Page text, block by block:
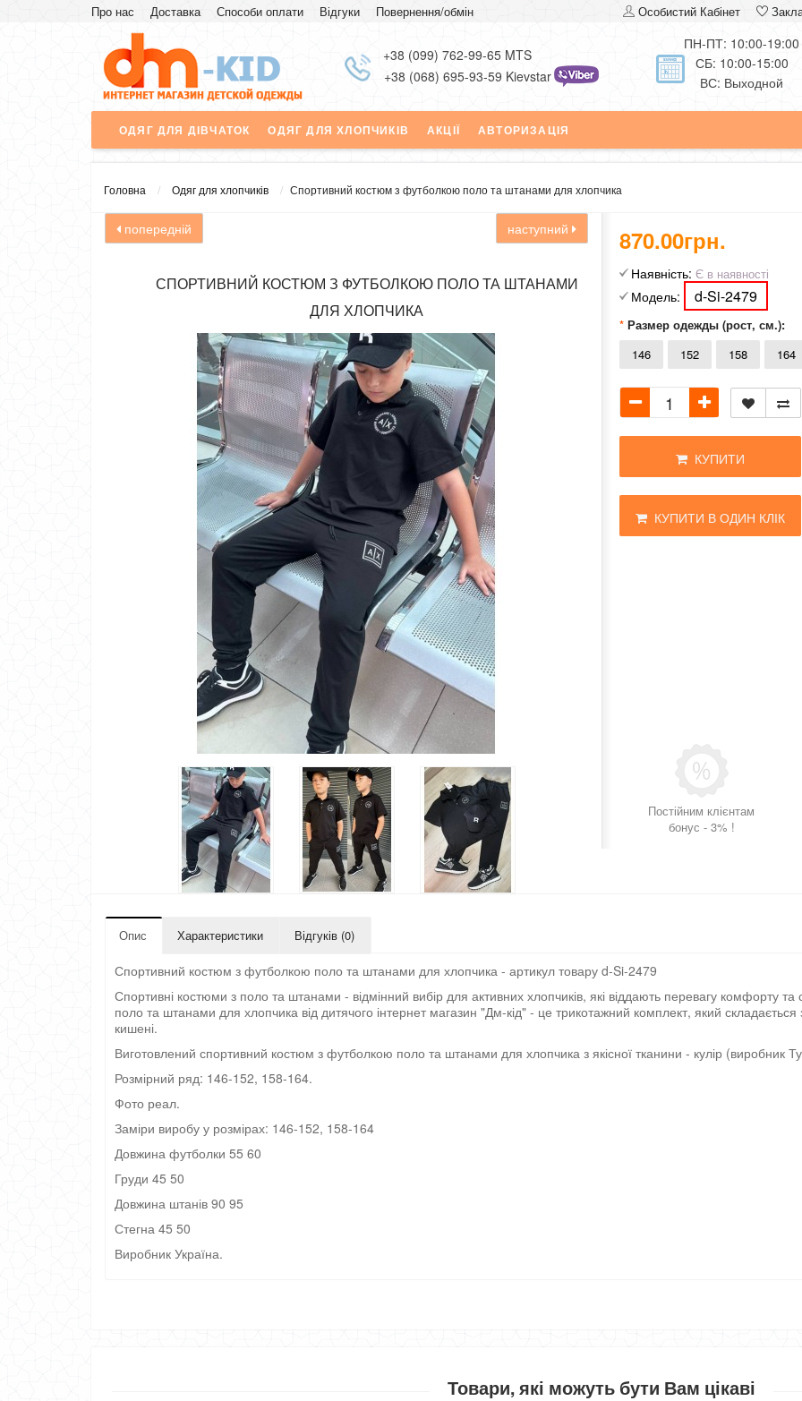
Про нас Доставка Способи оплати Відгуки
Повернення/обмін
Особистий Кабінет
+38 (099) 762-99-65 MTS
+38 (068) 695-93-59 Kievstar
ПН-ПТ: 10:00-19:00
СБ: 10:00-15:00
ВС: Выходной
ОДЯГ ДЛЯ ДІВЧАТОК ОДЯГ ДЛЯ ХЛОПЧИКІВ АКЦІЇ АВТОРИЗАЦІЯ
Головна Одяг для хлопчиків Спортивний костюм з футболкою поло та штанами для хлопчика
попередній наступний
СПОРТИВНИЙ КОСТЮМ З ФУТБОЛКОЮ ПОЛО ТА ШТАНАМИ
ДЛЯ ХЛОПЧИКА
870.00грн.
Наявність: Є в наявності
Модель: d-Si-2479
Размер одежды (рост, см.):
146
152 158 164
КУПИТИ
КУПИТИ В ОДИН КЛІК
Постійним клієнтам
бонус - 3% !
Опис Характеристики Відгуків (0)
Спортивний костюм з футболкою поло та штанами для хлопчика - артикул товару d-Si-2479
Спортивні костюми з поло та штанами - відмінний вибір для активних хлопчиків, які віддають перевагу комфорту
поло та штанами для хлопчика від дитячого інтернет магазин "Дм-кід" - це трикотажний комплект, який
кишені.
Виготовлений спортивний костюм з футболкою поло та штанами для хлопчика з якісної тканини - кулір (виробник
Розмірний ряд: 146-152, 158-164.
Фото реал.
Заміри виробу у розмірах: 146-152, 158-164
Довжина футболки 55 60
Груди 45 50
Довжина штанів 90 95
Стегна 45 50
Виробник Україна.
Товари, які можуть бути Вам цікаві